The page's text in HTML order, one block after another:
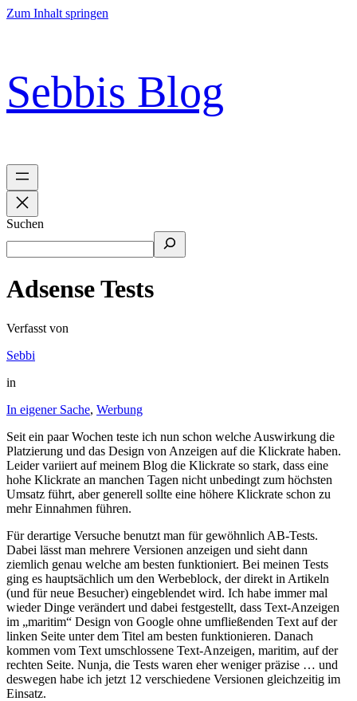
Zum Inhalt springen
Sebbis Blog
Suchen
Adsense Tests
Verfasst von
Sebbi
in
In eigener Sache, Werbung
Seit ein paar Wochen teste ich nun schon welche Auswirkung die
Platzierung und das Design von Anzeigen auf die Klickrate haben.
Leider variiert auf meinem Blog die Klickrate so stark, dass eine
hohe Klickrate an manchen Tagen nicht unbedingt zum höchsten
Umsatz führt, aber generell sollte eine höhere Klickrate schon zu
mehr Einnahmen führen.
Für derartige Versuche benutzt man für gewöhnlich AB-Tests.
Dabei lässt man mehrere Versionen anzeigen und sieht dann
ziemlich genau welche am besten funktioniert. Bei meinen Tests
ging es hauptsächlich um den Werbeblock, der direkt in Artikeln
(und für neue Besucher) eingeblendet wird. Ich habe immer mal
wieder Dinge verändert und dabei festgestellt, dass Text-Anzeigen
im „maritim“ Design von Google ohne umfließenden Text auf der
linken Seite unter dem Titel am besten funktionieren. Danach
kommen vom Text umschlossene Text-Anzeigen, maritim, auf der
rechten Seite. Nunja, die Tests waren eher weniger präzise … und
deswegen habe ich jetzt 12 verschiedene Versionen gleichzeitig im
Einsatz.